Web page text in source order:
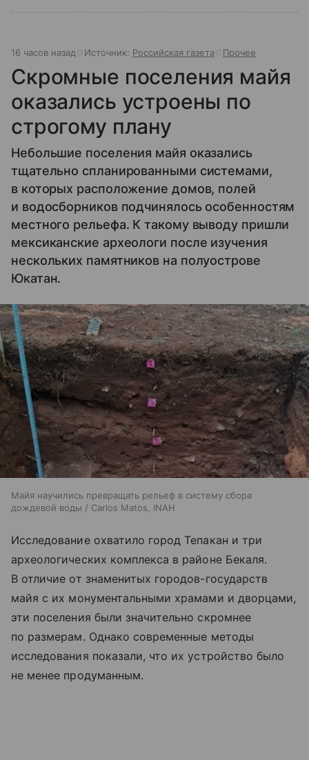
16 часов назад Источник: Российская газета Прочее
Скромные поселения майя
оказались устроены по
строгому плану
Небольшие поселения майя оказались
тщательно спланированными системами,
в которых расположение домов, полей
и водосборников подчинялось особенностям
местного рельефа. К такому выводу пришли
мексиканские археологи после изучения
нескольких памятников на полуострове
Юкатан.
Майя научились превращать рельеф в систему сбора
дождевой воды / Carlos Matos, INAH
Исследование охватило город Тепакан и три
археологических комплекса в районе Бекаля.
В отличие от знаменитых городов-государств
майя с их монументальными храмами и дворцами,
эти поселения были значительно скромнее
по размерам. Однако современные методы
исследования показали, что их устройство было
не менее продуманным.